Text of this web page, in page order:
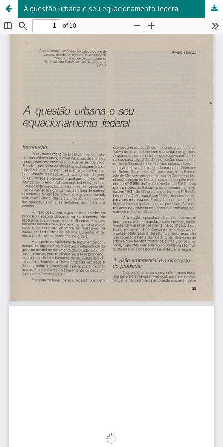
A questão urbana e seu equacionamento federal